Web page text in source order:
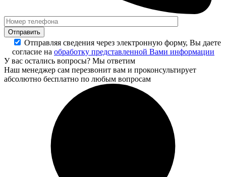
Отправляя сведения через электронную форму, Вы даете
согласие на обработку представленной Вами информации
У вас остались вопросы? Мы ответим
Наш менеджер сам перезвонит вам и проконсультирует
абсолютно бесплатно по любым вопросам